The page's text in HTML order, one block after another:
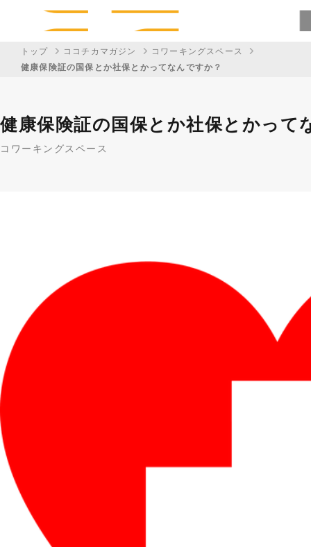
トップ ココチカマガジン
コワーキングスペース
健康保険証の国保とか社保とかってなんですか？
健康保険証の国保とか社保とかって
コワーキングスペース